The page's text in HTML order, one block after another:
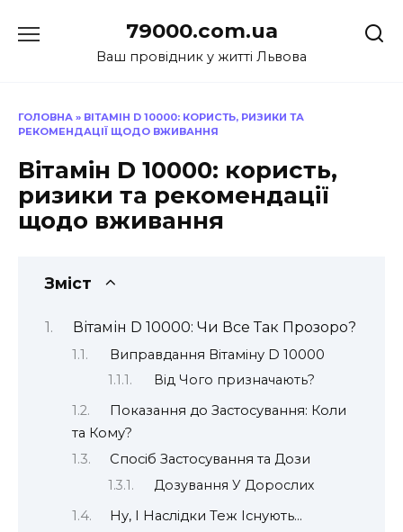
до
79000.com.ua
Ваш провідник у житті Львова
ГОЛОВНА » ВІТАМІН D 10000: КОРИСТЬ, РИЗИКИ ТА
РЕКОМЕНДАЦІЇ ЩОДО ВЖИВАННЯ
Вітамін D 10000: користь,
ризики та рекомендації
щодо вживання
Зміст
Вітамін D 10000: Чи Все Так Прозоро?
Виправдання Вітаміну D 10000
Від Чого призначають?
Показання до Застосування: Коли
та Кому?
Спосіб Застосування та Дози
Дозування У Дорослих
Ну, І Наслідки Теж Існують…